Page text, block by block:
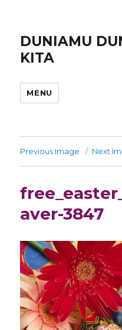
DUNIAMU
KITA
MENU
Previous Image Next
aver-3847